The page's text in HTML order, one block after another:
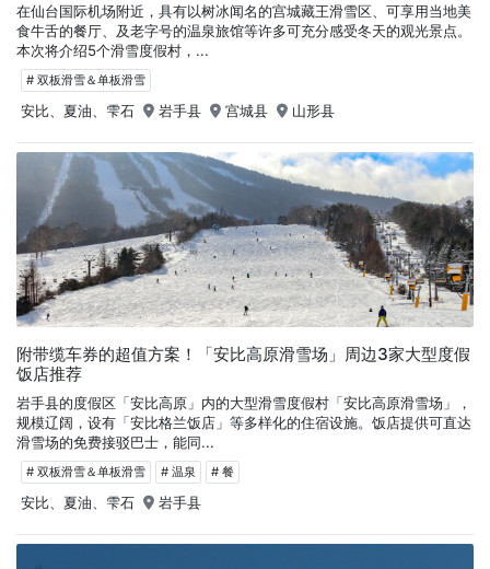
在仙台国际机场附近，具有以树冰闻名的宫城藏王滑雪区、可享用当地美
食牛舌的餐厅、及老字号的温泉旅馆等许多可充分感受冬天的观光景点。
本次将介绍5个滑雪度假村，...
# 双板滑雪＆单板滑雪
安比、夏油、雫石 岩手县 宫城县 山形县
附带缆车券的超值方案！「安比高原滑雪场」周边3家大型度假
饭店推荐
岩手县的度假区「安比高原」内的大型滑雪度假村「安比高原滑雪场」，
规模辽阔，设有「安比格兰饭店」等多样化的住宿设施。饭店提供可直达
滑雪场的免费接驳巴士，能同...
# 双板滑雪＆单板滑雪 # 温泉 # 餐
安比、夏油、雫石 岩手县